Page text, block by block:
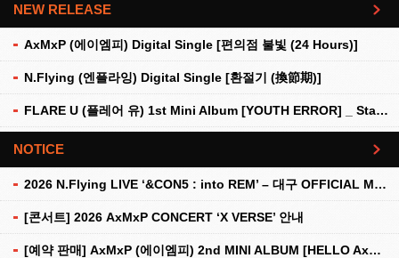
NEW RELEASE
AxMxP (에이엠피) Digital Single [편의점 불빛 (24 Hours)]
N.Flying (엔플라잉) Digital Single [환절기 (換節期)]
FLARE U (플레어 유) 1st Mini Album [YOUTH ERROR] _ Stationery Kit Ver.
더보기
NOTICE
2026 N.Flying LIVE ‘&CON5 : into REM’ – 대구 OFFICIAL MD 현장 판매 안내
[콘서트] 2026 AxMxP CONCERT ‘X VERSE’ 안내
[예약 판매] AxMxP (에이엠피) 2nd MINI ALBUM [HELLO AxMxP] 예약 판매 안내
더보기